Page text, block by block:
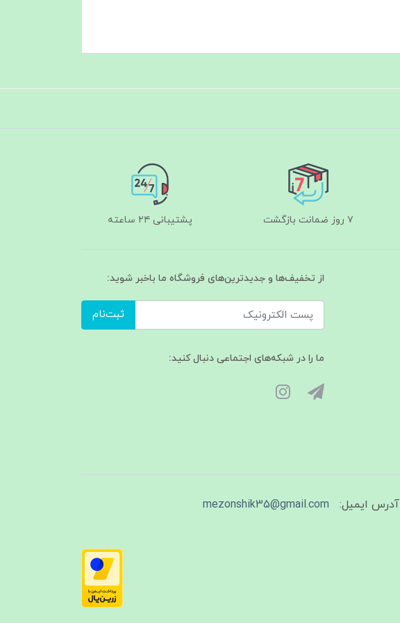
۷ روز ضمانت بازگشت پشتیبانی ۲۴ ساعته
از تخفیف‌ها و جدیدترین‌های فروشگاه ما باخبر شوید:
ثبت‌نام
ما را در شبکه‌های اجتماعی دنبال کنید:
آدرس ایمیل: mezonshik35@gmail.com